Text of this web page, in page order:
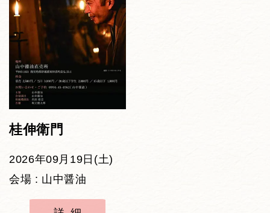
桂伸衛門
2026年09月19日(土)
会場 : 山中醤油